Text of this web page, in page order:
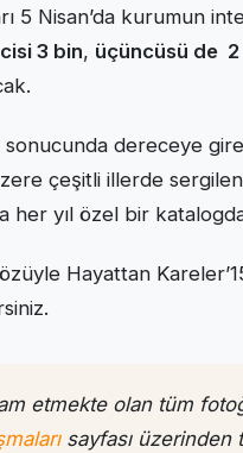
5 Nisan’da kurumun
3 bin, üçüncüsü de 2
sonucunda dereceye
çeşitli illerde
her yıl özel bir
Hayattan
etmekte olan tüm
sayfası üzerinden